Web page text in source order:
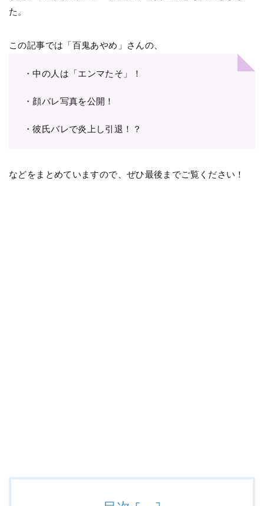
た。
この記事では「百鬼あやめ」さんの、
・中の人は「エンマたそ」！
・顔バレ写真を公開！
・彼氏バレで炎上し引退！？
などをまとめていますので、ぜひ最後までご覧ください！